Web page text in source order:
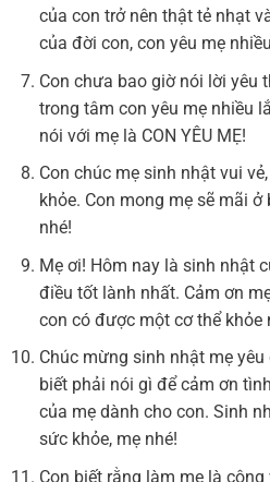
của con trở nên thật tẻ nhạt
của đời con, con yêu mẹ
Con chưa bao giờ nói lời yêu
trong tâm con yêu mẹ nhiều
nói với mẹ là CON YÊU MẸ!
Con chúc mẹ sinh nhật vui
khỏe. Con mong mẹ sẽ mãi
nhé!
Mẹ ơi! Hôm nay là sinh nhật
điều tốt lành nhất. Cảm ơn
con có được một cơ thể khỏe
Chúc mừng sinh nhật mẹ
biết phải nói gì để cảm ơn
của mẹ dành cho con. Sinh
sức khỏe, mẹ nhé!
Con biết rằng làm mẹ là